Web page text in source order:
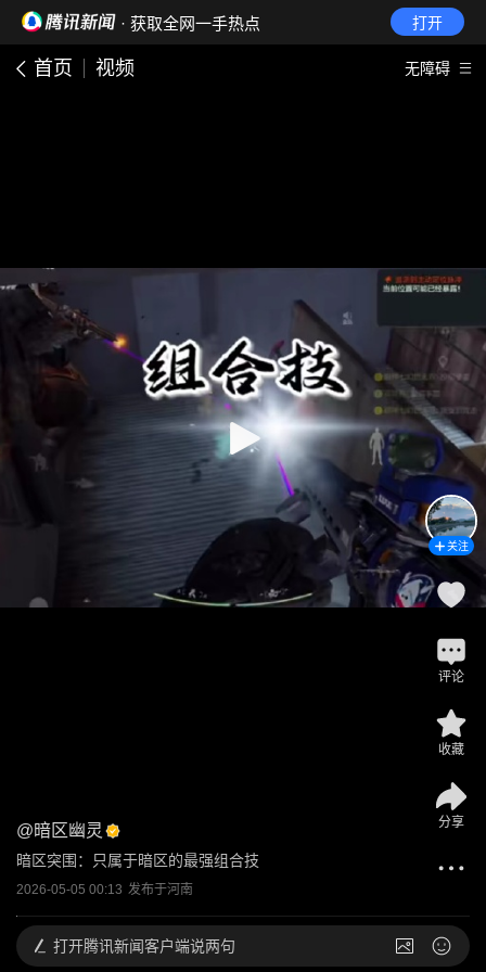
· 获取全网一手热点 打开
首页 视频 无障碍
@暗区幽灵
暗区突围：只属于暗区的最强组合技
2026-05-05 00:13 发布于河南
关注
评论
收藏
分享
打开腾讯新闻客户端说两句